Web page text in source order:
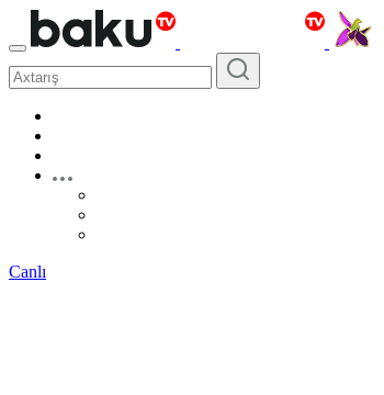
Canlı